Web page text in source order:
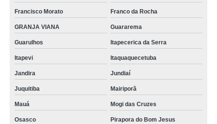
Francisco Morato Franco da Rocha
GRANJA VIANA Guararema
Guarulhos Itapecerica da Serra
Itapevi Itaquaquecetuba
Jandira Jundiaí
Juquitiba Mairiporã
Mauá Mogi das Cruzes
Osasco Pirapora do Bom Jesus